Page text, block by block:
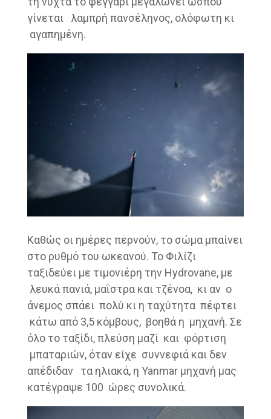
γίνεται λαμπρή πανσέληνος, ολόφωτη κι
αγαπημένη.
Καθώς οι ημέρες περνούν, το σώμα μπαίνει
στο ρυθμό του ωκεανού. Το Φιλίζι
ταξιδεύει με τιμονιέρη την Hydrovane, με
λευκά πανιά, μαΐστρα και τζένοα, κι αν ο
άνεμος σπάει πολύ κι η ταχύτητα πέφτει
κάτω από 3,5 κόμβους, βοηθά η μηχανή. Σε
όλο το ταξίδι, πλεύση μαζί και φόρτιση
μπαταριών, όταν είχε συννεφιά και δεν
απέδιδαν τα ηλιακά, η Yanmar μηχανή μας
κατέγραψε 100 ώρες συνολικά.